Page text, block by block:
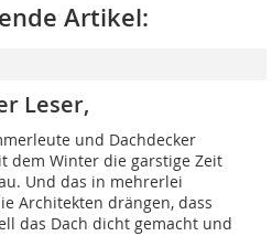
Artikel:
Leser,
und Dachdecker
dem Winter die garstige Zeit
Und das in mehrerlei
Architekten drängen, dass
das Dach dicht gemacht und